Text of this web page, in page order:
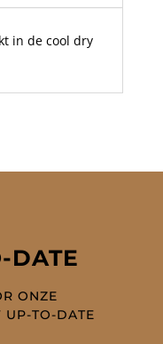
in de cool dry
DATE
ONZE
UP-TO-DATE